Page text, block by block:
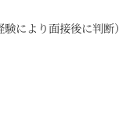
により面接後に判断）